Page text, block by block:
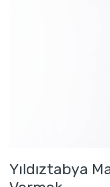
Yıldıztabya